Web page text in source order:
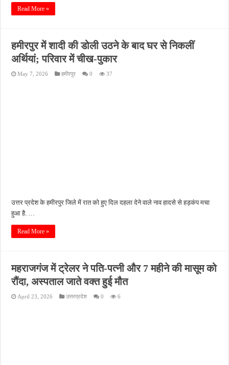
Read More »
हमीरपुर में शादी की डोली उठने के बाद घर से निकलीं
अर्थियां; परिवार में चीख-पुकार
May 7, 2026 हमीरपुर 0 37
उत्तर प्रदेश के हमीरपुर जिले में रात को हुए दिल दहला देने वाले नाव हादसे से हड़कंप मचा
हुआ है. …
Read More »
महराजगंज में ट्रेलर ने पति-पत्नी और 7 महीने की मासूम को
रौंदा, अस्पताल जाते वक्त हुई मौत
April 23, 2026 उत्तरप्रदेश 0 6